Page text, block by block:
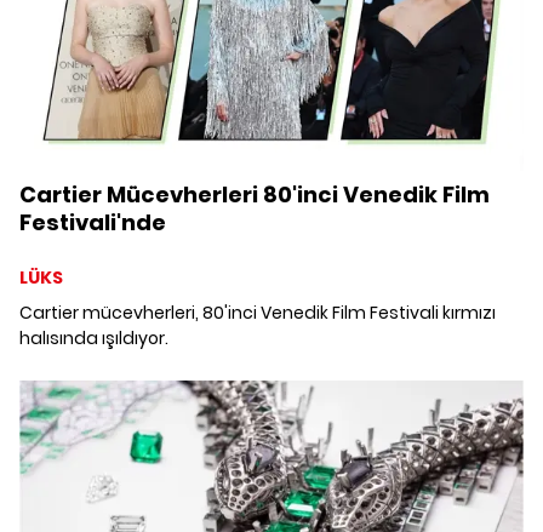
Cartier Mücevherleri 80'inci Venedik Film
Festivali'nde
LÜKS
Cartier mücevherleri, 80'inci Venedik Film Festivali kırmızı
halısında ışıldıyor.